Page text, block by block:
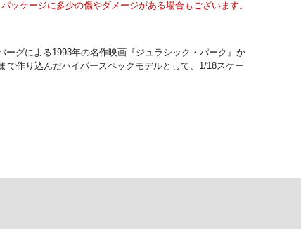
ッケージに多少の傷やダメージがある場合もございます。
グによる1993年の名作映画『ジュラシック・パーク』か
作り込んだハイパースペックモデルとして、1/18スケー